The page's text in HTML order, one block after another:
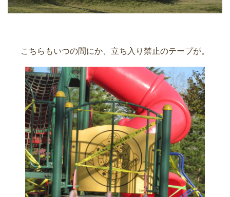
こちらもいつの間にか、立ち入り禁止のテープが。